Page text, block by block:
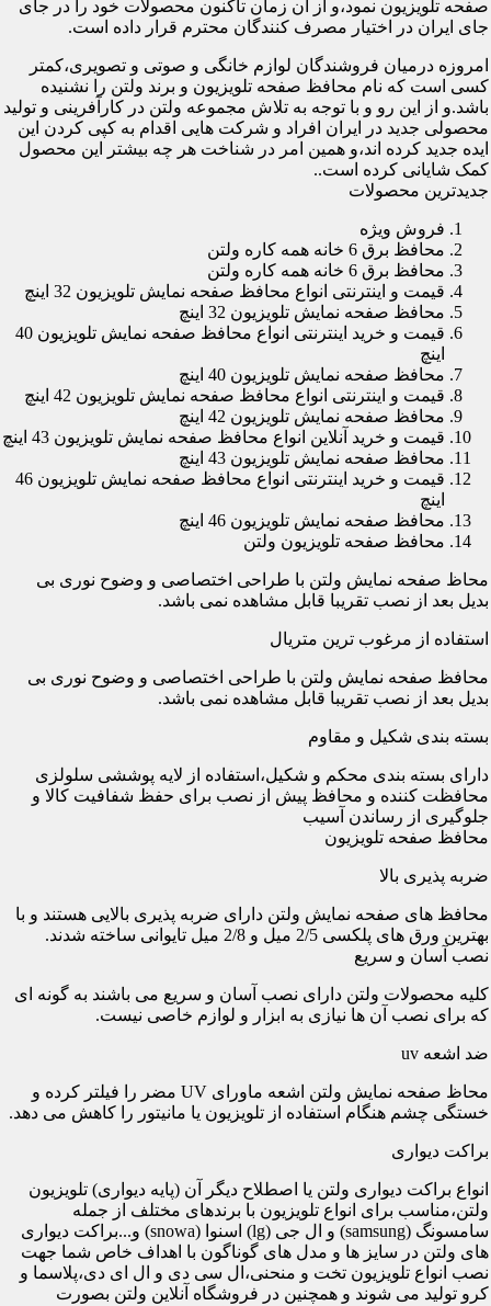
صفحه تلویزیون نمود،و از آن زمان تاکنون محصولات خود را در جای
جای ایران در اختیار مصرف کنندگان محترم قرار داده است.
امروزه درمیان فروشندگان لوازم خانگی و صوتی و تصویری،کمتر
کسی است که نام محافظ صفحه تلویزیون و برند ولتن را نشنیده
باشد.و از این رو و با توجه به تلاش مجموعه ولتن در کارآفرینی و تولید
محصولی جدید در ایران افراد و شرکت هایی اقدام به کپی کردن این
ایده جدید کرده اند،و همین امر در شناخت هر چه بیشتر این محصول
کمک شایانی کرده است..
جدیدترین محصولات
فروش ویژه
محافظ برق 6 خانه همه کاره ولتن
محافظ برق 6 خانه همه کاره ولتن
قیمت و اینترنتی انواع محافظ صفحه نمایش تلویزیون 32 اینچ
محافظ صفحه نمایش تلویزیون 32 اینچ
قیمت و خرید اینترنتی انواع محافظ صفحه نمایش تلویزیون 40
اینچ
محافظ صفحه نمایش تلویزیون 40 اینچ
قیمت و اینترنتی انواع محافظ صفحه نمایش تلویزیون 42 اینچ
محافظ صفحه نمایش تلویزیون 42 اینچ
قیمت و خرید آنلاین انواع محافظ صفحه نمایش تلویزیون 43 اینچ
محافظ صفحه نمایش تلویزیون 43 اینچ
قیمت و خرید اینترنتی انواع محافظ صفحه نمایش تلویزیون 46
اینچ
محافظ صفحه نمایش تلویزیون 46 اینچ
محافظ صفحه تلویزیون ولتن
محاظ صفحه نمایش ولتن با طراحی اختصاصی و وضوح نوری بی
بدیل بعد از نصب تقریبا قابل مشاهده نمی باشد.
استفاده از مرغوب ترین متریال
محافظ صفحه نمایش ولتن با طراحی اختصاصی و وضوح نوری بی
بدیل بعد از نصب تقریبا قابل مشاهده نمی باشد.
بسته بندی شکیل و مقاوم
دارای بسته بندی محکم و شکیل،استفاده از لایه پوششی سلولزی
محافظت کننده و محافظ پیش از نصب برای حفظ شفافیت کالا و
جلوگیری از رساندن آسیب
محافظ صفحه تلویزیون
ضربه پذیری بالا
محافظ های صفحه نمایش ولتن دارای ضربه پذیری بالایی هستند و با
بهترین ورق های پلکسی 2/5 میل و 2/8 میل تایوانی ساخته شدند.
نصب آسان و سریع
کلیه محصولات ولتن دارای نصب آسان و سریع می باشند به گونه ای
که برای نصب آن ها نیازی به ابزار و لوازم خاصی نیست.
ضد اشعه uv
محاظ صفحه نمایش ولتن اشعه ماورای UV مضر را فیلتر کرده و
خستگی چشم هنگام استفاده از تلویزیون یا مانیتور را کاهش می دهد.
براکت دیواری
انواع براکت دیواری ولتن یا اصطلاح دیگر آن (پایه دیواری) تلویزیون
ولتن،مناسب برای انواع تلویزیون با برندهای مختلف از جمله
سامسونگ (samsung) و ال جی (lg) اسنوا (snowa) و...براکت دیواری
های ولتن در سایز ها و مدل های گوناگون با اهداف خاص شما جهت
نصب انواع تلویزیون تخت و منحنی،ال سی دی و ال ای دی،پلاسما و
کرو تولید می شوند و همچنین در فروشگاه آنلاین ولتن بصورت